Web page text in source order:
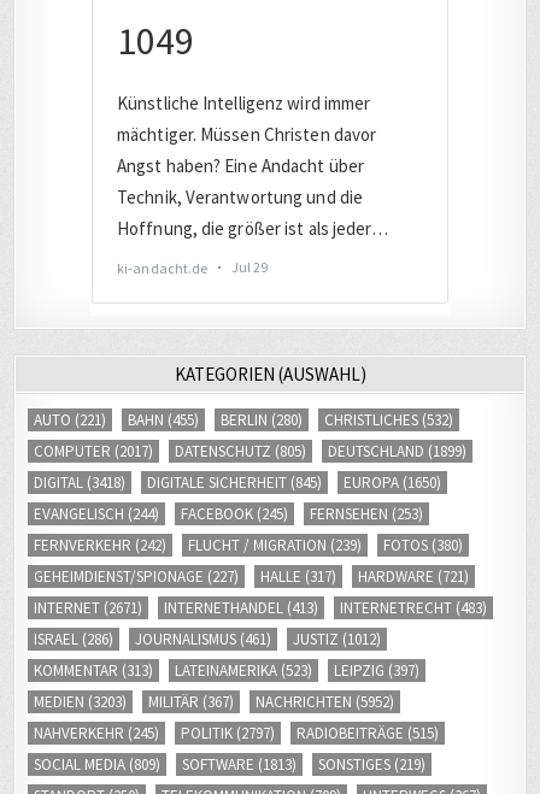
KATEGORIEN (AUSWAHL)
AUTO (221) BAHN (455) BERLIN (280) CHRISTLICHES (532)
COMPUTER (2017) DATENSCHUTZ (805) DEUTSCHLAND (1899)
DIGITAL (3418) DIGITALE SICHERHEIT (845) EUROPA (1650)
EVANGELISCH (244) FACEBOOK (245) FERNSEHEN (253)
FERNVERKEHR (242) FLUCHT / MIGRATION (239) FOTOS (380)
GEHEIMDIENST/SPIONAGE (227) HALLE (317) HARDWARE (721)
INTERNET (2671) INTERNETHANDEL (413) INTERNETRECHT (483)
ISRAEL (286) JOURNALISMUS (461) JUSTIZ (1012)
KOMMENTAR (313) LATEINAMERIKA (523) LEIPZIG (397)
MEDIEN (3203) MILITÄR (367) NACHRICHTEN (5952)
NAHVERKEHR (245) POLITIK (2797) RADIOBEITRÄGE (515)
SOCIAL MEDIA (809) SOFTWARE (1813) SONSTIGES (219)